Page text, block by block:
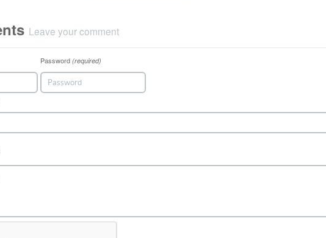
Leave your comment
Password (required)